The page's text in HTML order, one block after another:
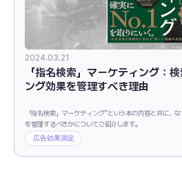
2024.03.21
「指名検索」マーケティング：
ング効果を管理すべき理由
「指名検索」マーケティング”という本の内容と共に、
を管理するべきかについてご紹介します。
広告効果測定